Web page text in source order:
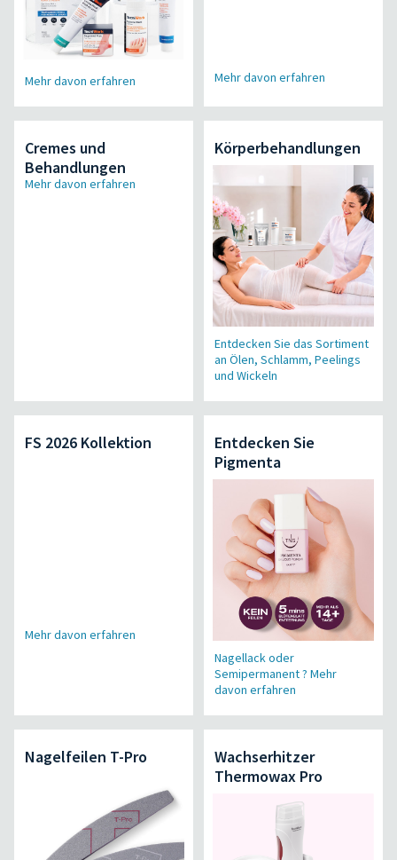
Mehr davon erfahren Mehr davon erfahren
Cremes und
Behandlungen
Mehr davon erfahren
Körperbehandlungen
Entdecken Sie das Sortiment
an Ölen, Schlamm, Peelings
und Wickeln
FS 2026 Kollektion
Mehr davon erfahren
Entdecken Sie
Pigmenta
Nagellack oder
Semipermanent ? Mehr
davon erfahren
Nagelfeilen T-Pro
Wachserhitzer
Thermowax Pro